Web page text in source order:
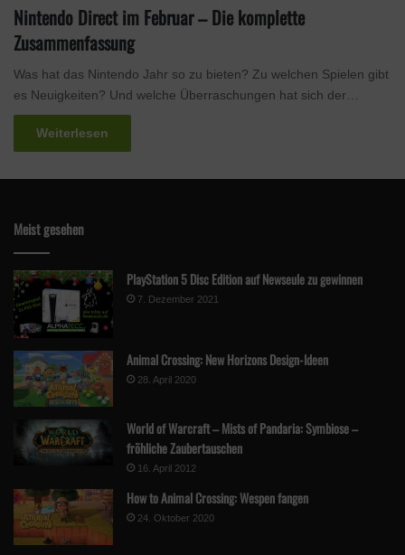
Nintendo Direct im Februar – Die komplette
Zusammenfassung
Was hat das Nintendo Jahr so zu bieten? Zu welchen Spielen gibt
es Neuigkeiten? Und welche Überraschungen hat sich der…
Weiterlesen
Meist gesehen
PlayStation 5 Disc Edition auf Newseule zu gewinnen
7. Dezember 2021
Animal Crossing: New Horizons Design-Ideen
28. April 2020
World of Warcraft – Mists of Pandaria: Symbiose –
fröhliche Zaubertauschen
16. April 2012
How to Animal Crossing: Wespen fangen
24. Oktober 2020